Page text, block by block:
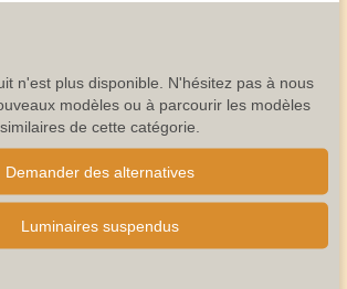
n'est plus disponible. N'hésitez pas à nous
modèles ou à parcourir les modèles
similaires de cette catégorie.
Demander des alternatives
Luminaires suspendus